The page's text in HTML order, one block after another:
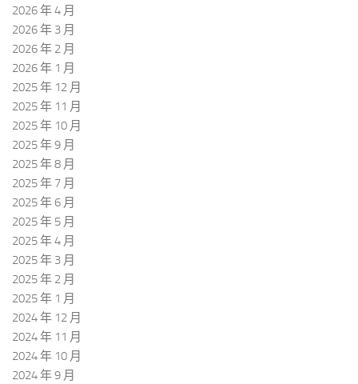
2026 年 4 月
2026 年 3 月
2026 年 2 月
2026 年 1 月
2025 年 12 月
2025 年 11 月
2025 年 10 月
2025 年 9 月
2025 年 8 月
2025 年 7 月
2025 年 6 月
2025 年 5 月
2025 年 4 月
2025 年 3 月
2025 年 2 月
2025 年 1 月
2024 年 12 月
2024 年 11 月
2024 年 10 月
2024 年 9 月